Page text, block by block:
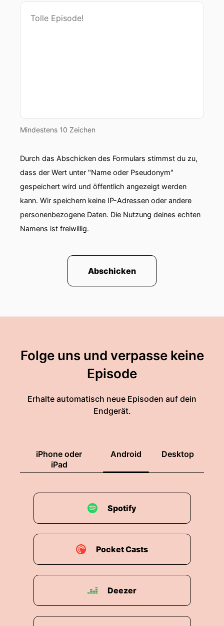
Mindestens 10 Zeichen
Durch das Abschicken des Formulars stimmst du zu,
dass der Wert unter "Name oder Pseudonym"
gespeichert wird und öffentlich angezeigt werden
kann. Wir speichern keine IP-Adressen oder andere
personenbezogene Daten. Die Nutzung deines echten
Namens ist freiwillig.
Abschicken
Folge uns und verpasse keine
Episode
Erhalte automatisch neue Episoden auf dein
Endgerät.
iPhone oder
iPad
Android Desktop
Spotify
Pocket Casts
Deezer